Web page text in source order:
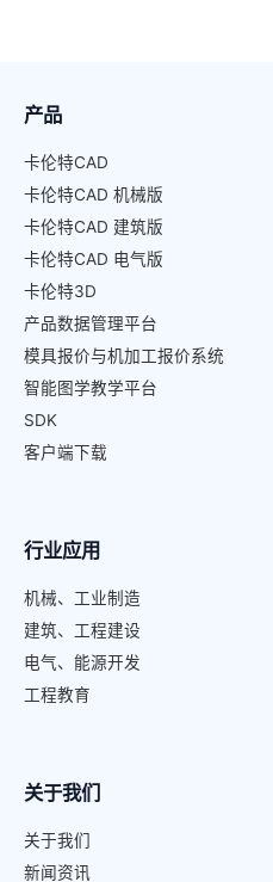
产品
卡伦特CAD
卡伦特CAD 机械版
卡伦特CAD 建筑版
卡伦特CAD 电气版
卡伦特3D
产品数据管理平台
模具报价与机加工报价系统
智能图学教学平台
SDK
客户端下载
行业应用
机械、工业制造
建筑、工程建设
电气、能源开发
工程教育
关于我们
关于我们
新闻资讯